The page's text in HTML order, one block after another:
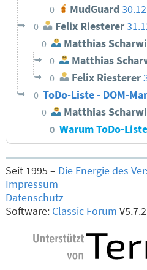
0 MudGuard
0 Felix Riesterer
0 Matthias
0 Matthias
0 Felix Riesterer
0 ToDo-Liste - DOM-
0 Matthias
0 Warum ToDo-
Seit 1995 – Die Energie des
Impressum
Datenschutz
Software: Classic Forum